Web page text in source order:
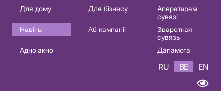
Основная
навигация
BE
Для дому Для бізнесу
Аператарам
сувязі
Навіны
Аб кампаніі
Зваротная
сувязь
Адно акно
Дапамога
RU BE EN